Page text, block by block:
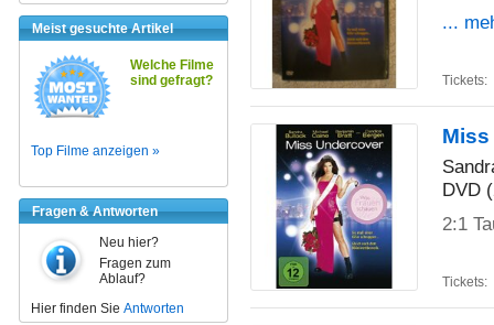
Meist gesuchte Artikel
Welche Filme
sind gefragt?
Top Filme anzeigen »
Fragen & Antworten
Neu hier?
Fragen zum
Ablauf?
Hier finden Sie Antworten
...
Tickets:
DVD
2:1
Tickets: